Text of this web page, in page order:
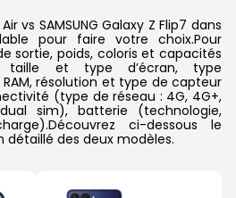
vs SAMSUNG Galaxy Z Flip7 dans
pour faire votre choix.Pour
sortie, poids, coloris et capacités
taille et type d’écran, type
résolution et type de capteur
(type de réseau : 4G, 4G+,
sim), batterie (technologie,
ci-dessous le
des deux modèles.